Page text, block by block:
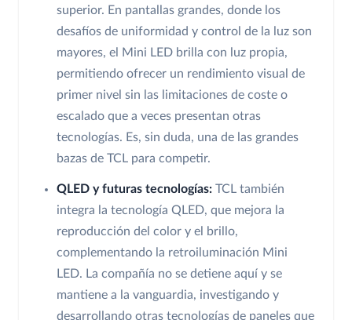
superior. En pantallas grandes, donde los
desafíos de uniformidad y control de la luz son
mayores, el Mini LED brilla con luz propia,
permitiendo ofrecer un rendimiento visual de
primer nivel sin las limitaciones de coste o
escalado que a veces presentan otras
tecnologías. Es, sin duda, una de las grandes
bazas de TCL para competir.
QLED y futuras tecnologías: TCL también
integra la tecnología QLED, que mejora la
reproducción del color y el brillo,
complementando la retroiluminación Mini
LED. La compañía no se detiene aquí y se
mantiene a la vanguardia, investigando y
desarrollando otras tecnologías de paneles que